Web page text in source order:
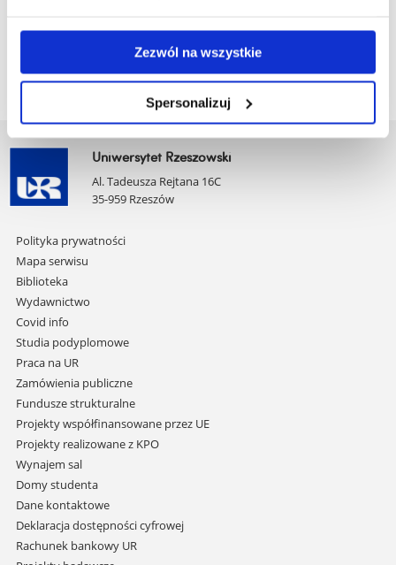
Zezwól na wszystkie
Spersonalizuj
mgr Iwona Opalińska
mgr Katarzyna Ślemp
Uniwersytet Rzeszowski
Al. Tadeusza Rejtana 16C
35-959 Rzeszów
Pomiń
nawigację
i
przejdź
do
treści
Polityka prywatności
Mapa serwisu
Biblioteka
Wydawnictwo
Covid info
Studia podyplomowe
Praca na UR
Zamówienia publiczne
Fundusze strukturalne
Projekty współfinansowane przez UE
Projekty realizowane z KPO
Wynajem sal
Domy studenta
Dane kontaktowe
Deklaracja dostępności cyfrowej
Rachunek bankowy UR